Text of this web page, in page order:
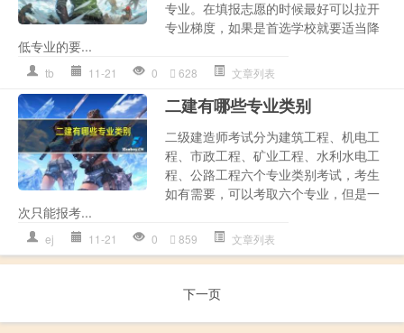
专业。在填报志愿的时候最好可以拉开
专业梯度，如果是首选学校就要适当降
低专业的要...
tb 11-21 0 628 文章列表
二建有哪些专业类别
二级建造师考试分为建筑工程、机电工
程、市政工程、矿业工程、水利水电工
程、公路工程六个专业类别考试，考生
如有需要，可以考取六个专业，但是一
次只能报考...
ej 11-21 0 859 文章列表
下一页